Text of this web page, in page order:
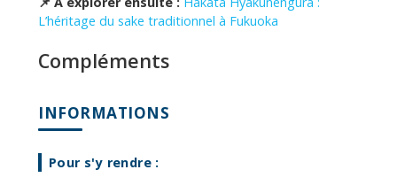
L’héritage du sake traditionnel à Fukuoka
Compléments
INFORMATIONS
Pour s'y rendre :